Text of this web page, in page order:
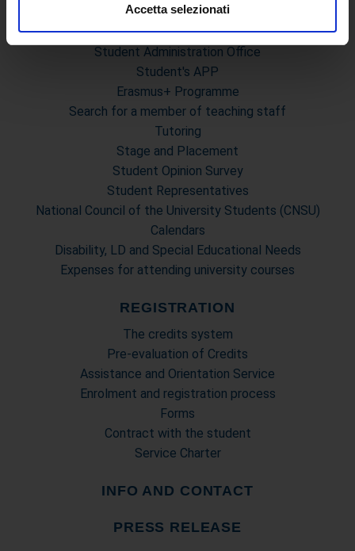
dalla Dichiarazione sui cookie.
Utilizziamo i cookie per personalizzare contenuti ed
annunci, per fornire funzionalità dei social media e per
analizzare il nostro traffico. Condividiamo inoltre
informazioni sul modo in cui utilizza il nostro sito con i
nostri partner che si occupano di analisi dei dati web,
pubblicità e social media, i quali potrebbero combinarle
con altre informazioni che ha fornito loro o che hanno
raccolto dal suo utilizzo dei loro servizi.
Accetta selezionati
Student Administration Office
Student's APP
Erasmus+ Programme
Search for a member of teaching staff
Tutoring
Stage and Placement
Student Opinion Survey
Student Representatives
National Council of the University Students (CNSU)
Calendars
Disability, LD and Special Educational Needs
Expenses for attending university courses
REGISTRATION
The credits system
Pre-evaluation of Credits
Assistance and Orientation Service
Enrolment and registration process
Forms
Contract with the student
Service Charter
INFO AND CONTACT
PRESS RELEASE